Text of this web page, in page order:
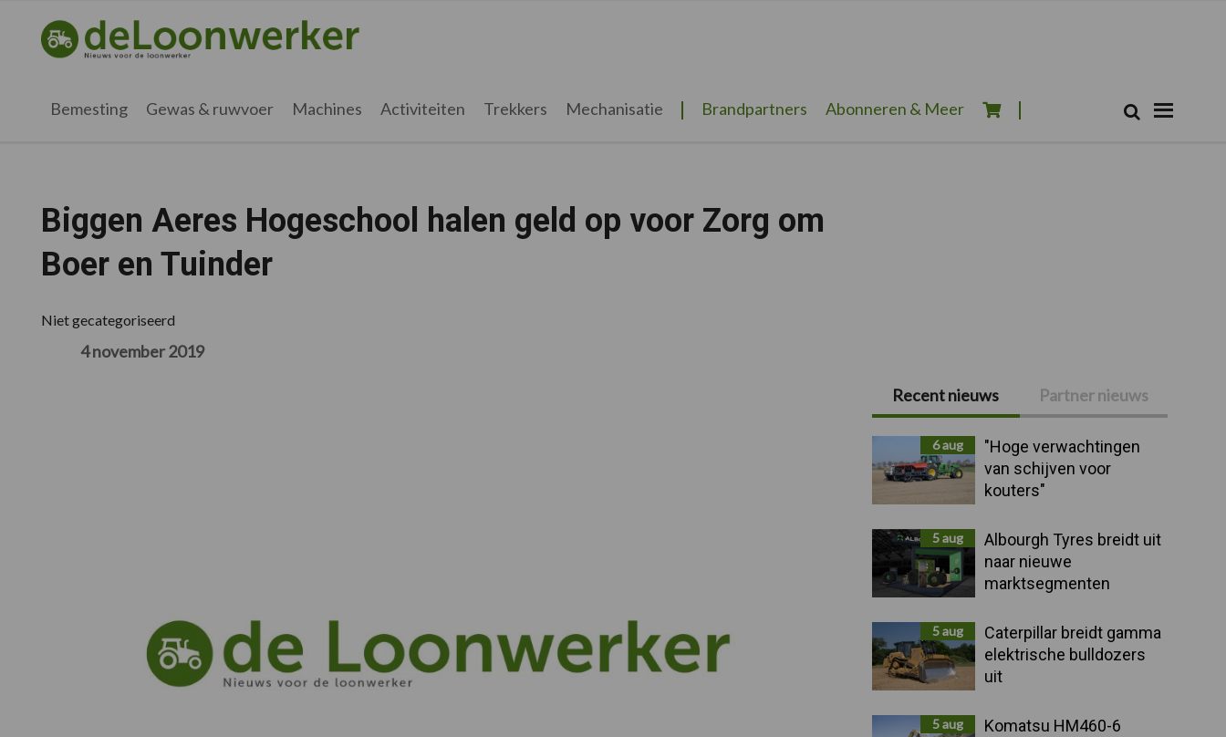
hoofdnavigatie
hoofd
eerste
voettekst
deloonwerker.nl
Bemesting Gewas & ruwvoer Machines Activiteiten Trekkers Mechanisatie Brandpartners Abonneren & Meer Zoek
Biggen Aeres Hogeschool halen geld op voor Zorg om
Boer en Tuinder
Niet gecategoriseerd
4 november 2019
Primaire
Sidebar
Recent nieuws Partner nieuws
6 aug
"Hoge verwachtingen
van schijven voor
kouters"
5 aug
Albourgh Tyres breidt uit
naar nieuwe
marktsegmenten
5 aug
Caterpillar breidt gamma
elektrische bulldozers
uit
5 aug
Komatsu HM460-6